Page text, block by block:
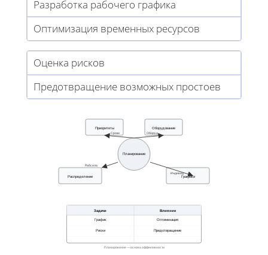
Разработка рабочего графика
Оптимизация временных ресурсов
Оценка рисков
Предотвращение возможных простоев
Приоритеты Оборудование
Распределение Графики
Планирование
Сроки Оборуд.
Рабсила
Индивид
Задачи Влияние
График Оптимизация
Риски Предотвращение
Планирование — основа эффективности